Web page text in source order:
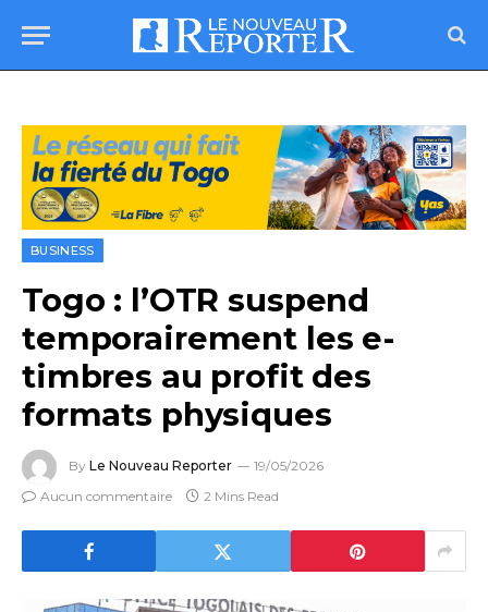
BUSINESS
Togo : l’OTR suspend
temporairement les e-
timbres au profit des
formats physiques
By Le Nouveau Reporter
19/05/2026
Aucun commentaire
2 Mins Read